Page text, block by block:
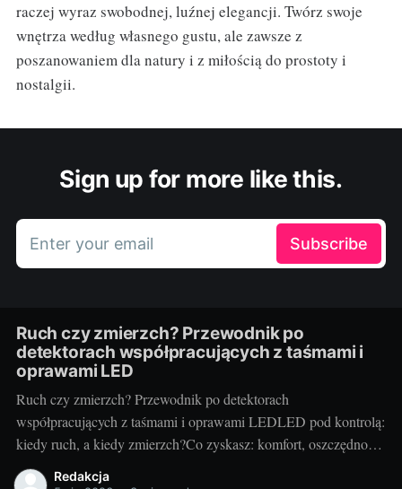
raczej wyraz swobodnej, luźnej elegancji. Twórz swoje
wnętrza według własnego gustu, ale zawsze z
poszanowaniem dla natury i z miłością do prostoty i
nostalgii.
Sign up for more like this.
Enter your email Subscribe
Ruch czy zmierzch? Przewodnik po
detektorach współpracujących z taśmami i
oprawami LED
Ruch czy zmierzch? Przewodnik po detektorach
współpracujących z taśmami i oprawami LEDLED pod kontrolą:
kiedy ruch, a kiedy zmierzch?Co zyskasz: komfort, oszczędność
energii, bezpieczeństwoAutomatyczne sterowanie światłem to
Redakcja